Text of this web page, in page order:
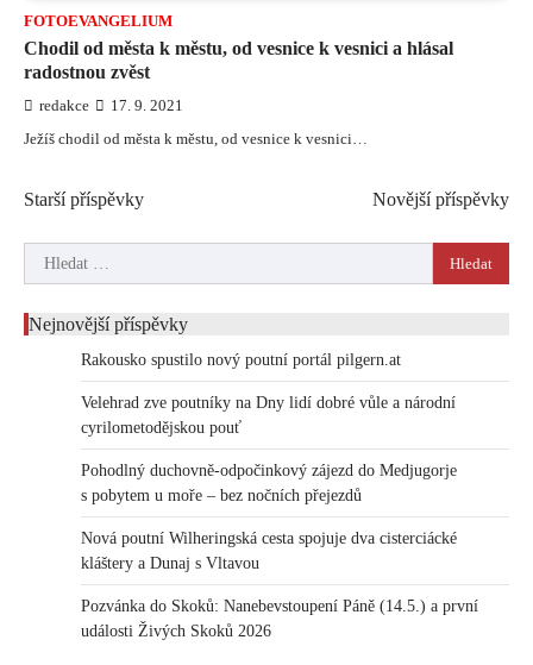
FOTOEVANGELIUM
Chodil od města k městu, od vesnice k vesnici a hlásal
radostnou zvěst
redakce 17. 9. 2021
Ježíš chodil od města k městu, od vesnice k vesnici…
Navigace
pro
příspěvky
Starší příspěvky Novější příspěvky
Vyhledávání
Nejnovější příspěvky
Rakousko spustilo nový poutní portál pilgern.at
Velehrad zve poutníky na Dny lidí dobré vůle a národní
cyrilometodějskou pouť
Pohodlný duchovně-odpočinkový zájezd do Medjugorje
s pobytem u moře – bez nočních přejezdů
Nová poutní Wilheringská cesta spojuje dva cisterciácké
kláštery a Dunaj s Vltavou
Pozvánka do Skoků: Nanebevstoupení Páně (14.5.) a první
události Živých Skoků 2026